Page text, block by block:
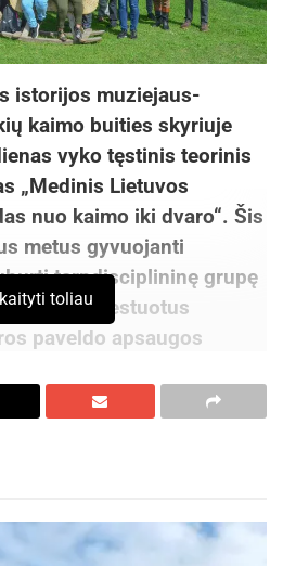
istorijos muziejaus-
kaimo buities skyriuje
vyko tęstinis teorinis
„Medinis Lietuvos
nuo kaimo iki dvaro“. Šis
metus gyvuojanti
tarpdisciplininę grupę
atestuotus
paveldo apsaugos
Lietuvos
išsaugojimui
tvarkyti bei medienos
toliau